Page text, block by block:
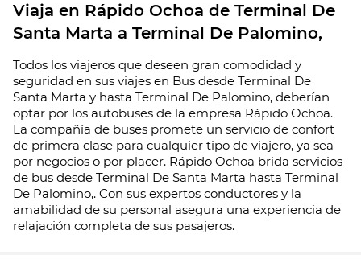
Viaja en Rápido Ochoa de Terminal De
Santa Marta a Terminal De Palomino,
Todos los viajeros que deseen gran comodidad y
seguridad en sus viajes en Bus desde Terminal De
Santa Marta y hasta Terminal De Palomino, deberían
optar por los autobuses de la empresa Rápido Ochoa.
La compañía de buses promete un servicio de confort
de primera clase para cualquier tipo de viajero, ya sea
por negocios o por placer. Rápido Ochoa brida servicios
de bus desde Terminal De Santa Marta hasta Terminal
De Palomino,. Con sus expertos conductores y la
amabilidad de su personal asegura una experiencia de
relajación completa de sus pasajeros.